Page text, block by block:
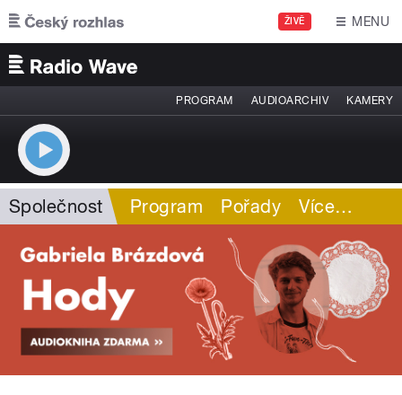
Přejít k hlavnímu obsahu
ŽIVĚ MENU
PROGRAM AUDIOARCHIV KAMERY
Společnost Program Pořady Více…